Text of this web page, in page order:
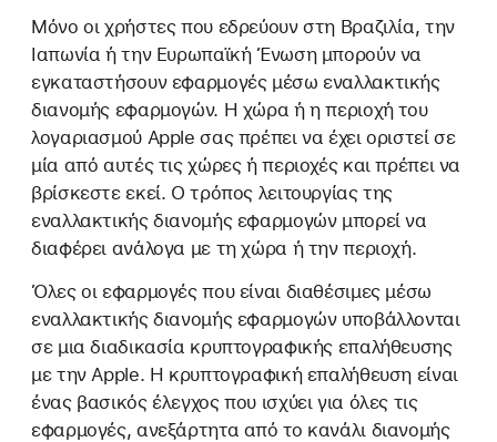
Μόνο οι χρήστες που εδρεύουν στη Βραζιλία, την
Ιαπωνία ή την Ευρωπαϊκή Ένωση μπορούν να
εγκαταστήσουν εφαρμογές μέσω εναλλακτικής
διανομής εφαρμογών. Η χώρα ή η περιοχή του
λογαριασμού Apple σας πρέπει να έχει οριστεί σε
μία από αυτές τις χώρες ή περιοχές και πρέπει να
βρίσκεστε εκεί. Ο τρόπος λειτουργίας της
εναλλακτικής διανομής εφαρμογών μπορεί να
διαφέρει ανάλογα με τη χώρα ή την περιοχή.
Όλες οι εφαρμογές που είναι διαθέσιμες μέσω
εναλλακτικής διανομής εφαρμογών υποβάλλονται
σε μια διαδικασία κρυπτογραφικής επαλήθευσης
με την Apple. Η κρυπτογραφική επαλήθευση είναι
ένας βασικός έλεγχος που ισχύει για όλες τις
εφαρμογές, ανεξάρτητα από το κανάλι διανομής